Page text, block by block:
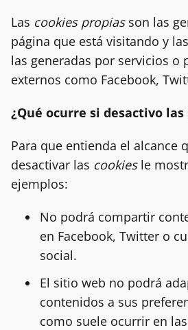
Las cookies propiasson las
página que está visitando y las
las generadas por servicios o
externos como Facebook,
¿Qué ocurre si desactivo las
Para que entienda el alcance
desactivar las cookiesle
ejemplos:
No podrá compartir
en Facebook, Twitter o
social.
El sitio web no podrá
contenidos a sus
como suele ocurrir en